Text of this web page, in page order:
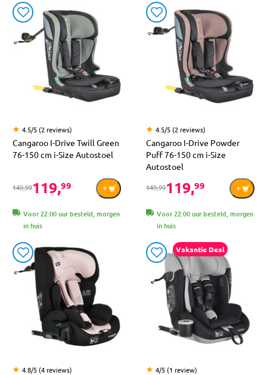
4.5/5 (2 reviews)
Cangaroo I-Drive Twill Green
76-150 cm i-Size Autostoel
149,99119,99
Voor 22:00 uur besteld, morgen
in huis
4.5/5 (2 reviews)
Cangaroo I-Drive Powder
Puff 76-150 cm i-Size
Autostoel
149,99119,99
Voor 22:00 uur besteld, morgen
in huis
4.8/5 (4 reviews)
Vakantie Deal
4/5 (1 review)